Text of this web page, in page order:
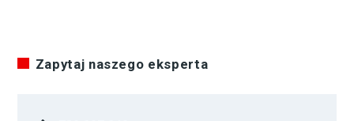
Zapytaj naszego eksperta